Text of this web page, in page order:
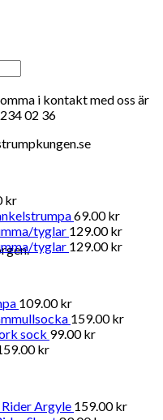
i kontakt med oss är
02 36
kr
69.00kr
tyglar 129.00kr
tyglar 129.00kr
109.00kr
159.00kr
sock 99.00kr
kr
Argyle 159.00kr